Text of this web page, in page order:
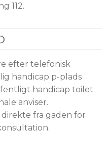
112.
efter telefonisk
handicap p-plads
handicap toilet
anviser.
fra gaden for